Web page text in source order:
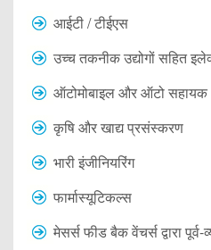
आईटी / टीईएस
उच्च तकनीक उद्योगों सहित
ऑटोमोबाइल और ऑटो सहायक
कृषि और खाद्य प्रसंस्करण
भारी इंजीनियरिंग
फार्मास्यूटिकल्स
मेसर्स फीड बैक वेंचर्स द्वारा